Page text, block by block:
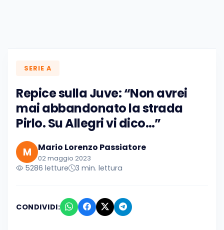
SERIE A
Repice sulla Juve: “Non avrei
mai abbandonato la strada
Pirlo. Su Allegri vi dico…”
M Mario Lorenzo Passiatore
02 maggio 2023
5286 letture 3 min. lettura
CONDIVIDI: